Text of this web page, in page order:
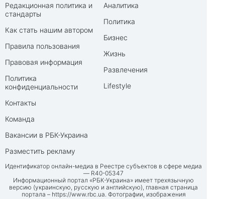
Редакционная политика и
стандарты
Как стать нашим автором
Правила пользования
Правовая информация
Политика
конфиденциальности
Контакты
Команда
Вакансии в РБК-Украина
Разместить рекламу
Аналитика
Политика
Бизнес
Жизнь
Развлечения
Lifestyle
Идентификатор онлайн-медиа в Реестре субъектов в сфере медиа
— R40-05347
Информационный портал «РБК-Украина» имеет трехязычную
версию (украинскую, русскую и английскую), главная страница
портала – https://www.rbc.ua . Фотографии, изображения